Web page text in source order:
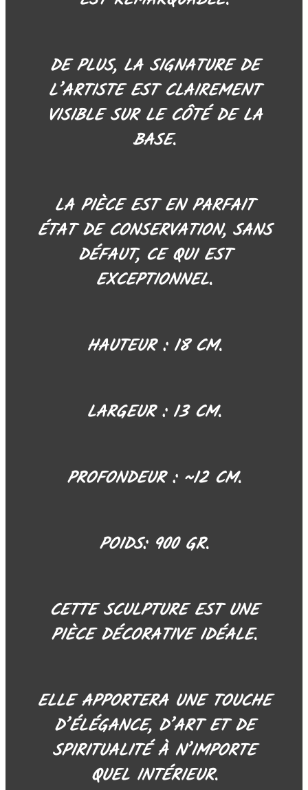
DE PLUS, LA SIGNATURE DE
L’ARTISTE EST CLAIREMENT
VISIBLE SUR LE CÔTÉ DE LA
BASE.
LA PIÈCE EST EN PARFAIT
ÉTAT DE CONSERVATION, SANS
DÉFAUT, CE QUI EST
EXCEPTIONNEL.
HAUTEUR : 18 CM.
LARGEUR : 13 CM.
PROFONDEUR : ~12 CM.
POIDS: 900 GR.
CETTE SCULPTURE EST UNE
PIÈCE DÉCORATIVE IDÉALE.
ELLE APPORTERA UNE TOUCHE
D’ÉLÉGANCE, D’ART ET DE
SPIRITUALITÉ À N’IMPORTE
QUEL INTÉRIEUR.